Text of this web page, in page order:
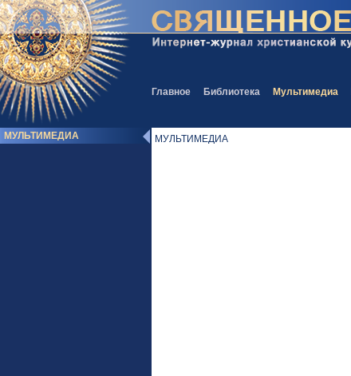
Главное Библиотека Мультимедиа
МУЛЬТИМЕДИА МУЛЬТИМЕДИА